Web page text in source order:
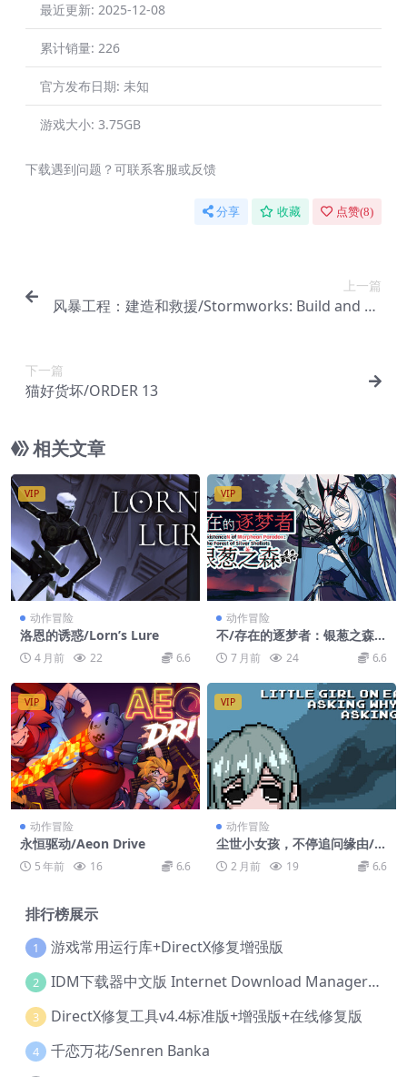
最近更新: 2025-12-08
累计销量: 226
官方发布日期: 未知
游戏大小: 3.75GB
下载遇到问题？可联系客服或反馈
分享 收藏 点赞(8)
上一篇
风暴工程：建造和救援/Stormworks: Build and Re
下一篇
猫好货坏/ORDER 13
相关文章
VIP
动作冒险
洛恩的诱惑/Lorn’s Lure
4 月前 22 6.6
VIP
动作冒险
不/存在的逐梦者：银葱之森/T
he NOexistenceN of Morph
ean Paradox : The Forest o
f Silver Shallots
7 月前 24 6.6
VIP
动作冒险
永恒驱动/Aeon Drive
5 年前 16 6.6
VIP
动作冒险
尘世小女孩，不停追问缘由/Li
ttle Girl On Earth Asking W
hy She Asking Why
2 月前 19 6.6
排行榜展示
1 游戏常用运行库+DirectX修复增强版
2 IDM下载器中文版 Internet Download Manager v6.42.36 IDM
3 DirectX修复工具v4.4标准版+增强版+在线修复版
4 千恋万花/Senren Banka